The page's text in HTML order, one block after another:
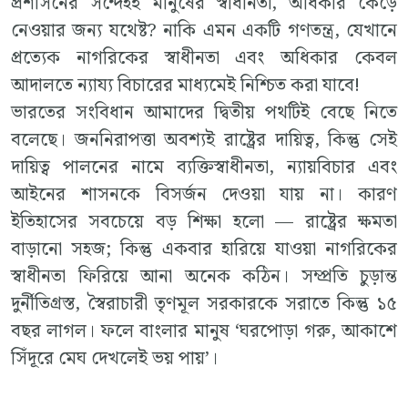
নেওয়ার জন্য যথেষ্ট? নাকি এমন একটি গণতন্ত্র, যেখানে
প্রত্যেক নাগরিকের স্বাধীনতা এবং অধিকার কেবল
আদালতে ন্যায্য বিচারের মাধ্যমেই নিশ্চিত করা যাবে!
ভারতের সংবিধান আমাদের দ্বিতীয় পথটিই বেছে নিতে
বলেছে। জননিরাপত্তা অবশ্যই রাষ্ট্রের দায়িত্ব, কিন্তু সেই
দায়িত্ব পালনের নামে ব্যক্তিস্বাধীনতা, ন্যায়বিচার এবং
আইনের শাসনকে বিসর্জন দেওয়া যায় না। কারণ
ইতিহাসের সবচেয়ে বড় শিক্ষা হলো — রাষ্ট্রের ক্ষমতা
বাড়ানো সহজ; কিন্তু একবার হারিয়ে যাওয়া নাগরিকের
স্বাধীনতা ফিরিয়ে আনা অনেক কঠিন। সম্প্রতি চুড়ান্ত
দুর্নীতিগ্রস্ত, স্বৈরাচারী তৃণমূল সরকারকে সরাতে কিন্তু ১৫
বছর লাগল। ফলে বাংলার মানুষ ‘ঘরপোড়া গরু, আকাশে
সিঁদূরে মেঘ দেখলেই ভয় পায়’।